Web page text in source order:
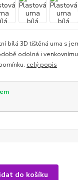
bílá 3D tištěná urna s
odolná i
celý popis
do košíku